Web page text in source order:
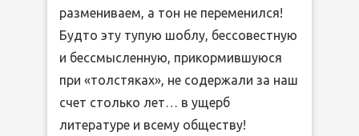
размениваем, а тон не переменился!
Будто эту тупую шоблу, бессовестную
и бессмысленную, прикормившуюся
при «толстяках», не содержали за наш
счет столько лет… в ущерб
литературе и всему обществу!